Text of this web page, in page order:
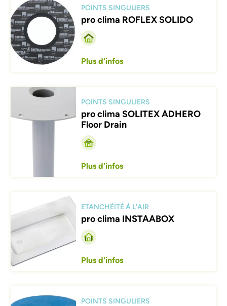
POINTS SINGULIERS
pro clima ROFLEX SOLIDO
Plus d'infos
Afbeelding
POINTS SINGULIERS
pro clima SOLITEX ADHERO
Floor Drain
Plus d'infos
ETANCHÉITÉ À L'AIR
pro clima INSTAABOX
Plus d'infos
POINTS SINGULIERS